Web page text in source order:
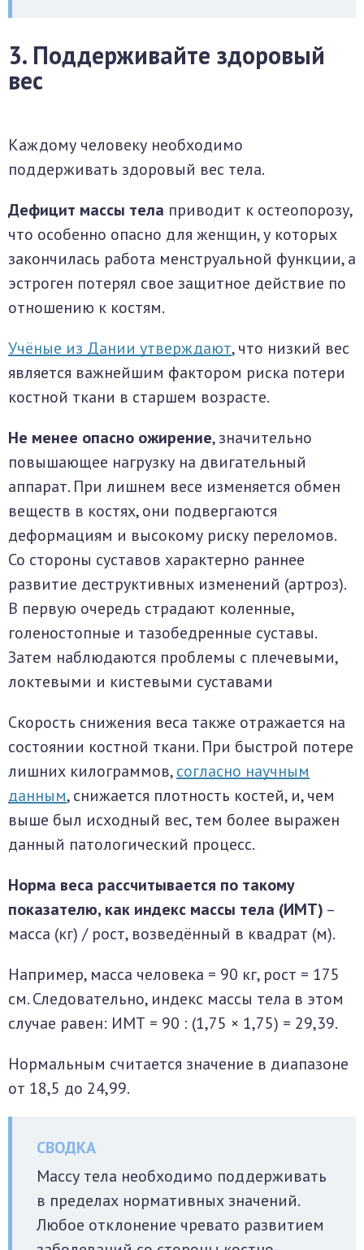
3. Поддерживайте здоровый
вес
Каждому человеку необходимо
поддерживать здоровый вес тела.
Дефицит массы тела приводит к остеопорозу,
что особенно опасно для женщин, у которых
закончилась работа менструальной функции, а
эстроген потерял свое защитное действие по
отношению к костям.
Учёные из Дании утверждают, что низкий вес
является важнейшим фактором риска потери
костной ткани в старшем возрасте.
Не менее опасно ожирение, значительно
повышающее нагрузку на двигательный
аппарат. При лишнем весе изменяется обмен
веществ в костях, они подвергаются
деформациям и высокому риску переломов.
Со стороны суставов характерно раннее
развитие деструктивных изменений (артроз).
В первую очередь страдают коленные,
голеностопные и тазобедренные суставы.
Затем наблюдаются проблемы с плечевыми,
локтевыми и кистевыми суставами
Скорость снижения веса также отражается на
состоянии костной ткани. При быстрой потере
лишних килограммов,согласно научным
данным, снижается плотность костей, и, чем
выше был исходный вес, тем более выражен
данный патологический процесс.
Норма веса рассчитывается по такому
показателю, как индекс массы тела (ИМТ) –
масса (кг) / рост, возведённый в квадрат (м).
Например, масса человека = 90 кг, рост = 175
см. Следовательно, индекс массы тела в этом
случае равен: ИМТ = 90 : (1,75 × 1,75) = 29,39.
Нормальным считается значение в диапазоне
от 18,5 до 24,99.
Массу тела необходимо поддерживать
в пределах нормативных значений.
Любое отклонение чревато развитием